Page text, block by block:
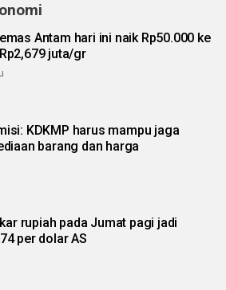
Antam hari ini naik Rp50.000 ke
juta/gr
KDKMP harus mampu jaga
barang dan harga
rupiah pada Jumat pagi jadi
per dolar AS